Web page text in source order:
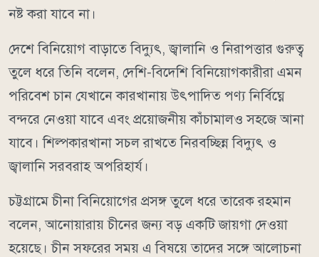
নষ্ট করা যাবে না।
দেশে বিনিয়োগ বাড়াতে বিদ্যুৎ, জ্বালানি ও নিরাপত্তার গুরুত্ব
তুলে ধরে তিনি বলেন, দেশি-বিদেশি বিনিয়োগকারীরা এমন
পরিবেশ চান যেখানে কারখানায় উৎপাদিত পণ্য নির্বিঘ্নে
বন্দরে নেওয়া যাবে এবং প্রয়োজনীয় কাঁচামালও সহজে আনা
যাবে। শিল্পকারখানা সচল রাখতে নিরবচ্ছিন্ন বিদ্যুৎ ও
জ্বালানি সরবরাহ অপরিহার্য।
চট্টগ্রামে চীনা বিনিয়োগের প্রসঙ্গ তুলে ধরে তারেক রহমান
বলেন, আনোয়ারায় চীনের জন্য বড় একটি জায়গা দেওয়া
হয়েছে। চীন সফরের সময় এ বিষয়ে তাদের সঙ্গে আলোচনা